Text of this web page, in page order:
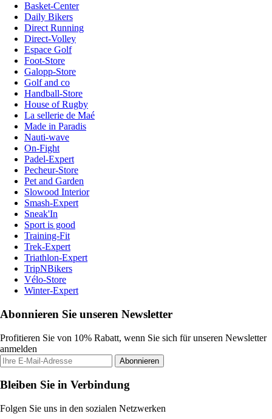
Basket-Center
Daily Bikers
Direct Running
Direct-Volley
Espace Golf
Foot-Store
Galopp-Store
Golf and co
Handball-Store
House of Rugby
La sellerie de Maé
Made in Paradis
Nauti-wave
On-Fight
Padel-Expert
Pecheur-Store
Pet and Garden
Slowood Interior
Smash-Expert
Sneak'In
Sport is good
Training-Fit
Trek-Expert
Triathlon-Expert
TripNBikers
Vélo-Store
Winter-Expert
Abonnieren Sie unseren Newsletter
Profitieren Sie von 10% Rabatt, wenn Sie sich für unseren Newsletter
anmelden
Abonnieren
Bleiben Sie in Verbindung
Folgen Sie uns in den sozialen Netzwerken